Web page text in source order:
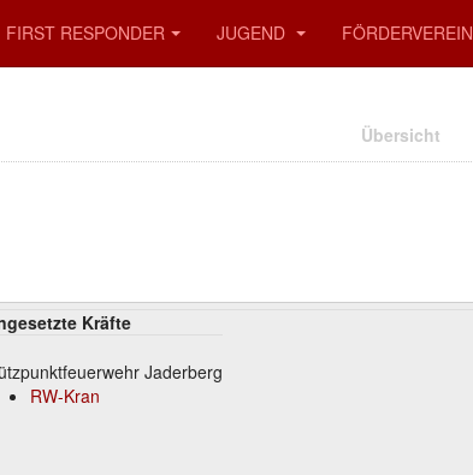
FIRST RESPONDER JUGEND FÖRDERVEREIN
Übersicht
Kräfte
Jaderberg
RW-Kran